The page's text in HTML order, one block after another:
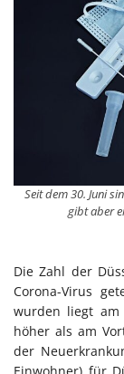
Seit dem 30. Juni
gibt aber
Die Zahl der
Corona-Virus
wurden liegt am
höher als am
der